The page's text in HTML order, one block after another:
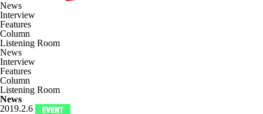
News
Interview
Features
Column
Listening Room
News
Interview
Features
Column
Listening Room
News
2019.2.6